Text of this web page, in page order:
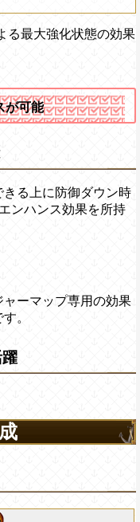
る最大強化状態の効果
が可能
る上に防御ダウン時
ンハンス効果を所持
ーマップ専用の効果
。